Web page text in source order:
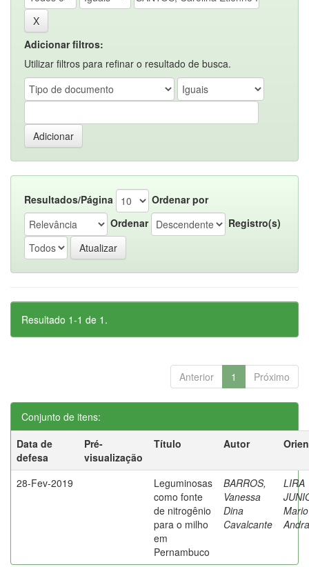
Adicionar filtros:
Utilizar filtros para refinar o resultado de busca.
Resultados/Página
Ordenar por
Ordenar
Registro(s)
Resultado 1-1 de 1.
Anterior 1 Próximo
Conjunto de itens:
Data de
defesa
Pré-
visualização
Título Autor
28-Fev-2019
Leguminosas
como fonte
de nitrogênio
para o milho
em
Pernambuco
BARROS,
Vanessa
Dina
Cavalcante
LIRA